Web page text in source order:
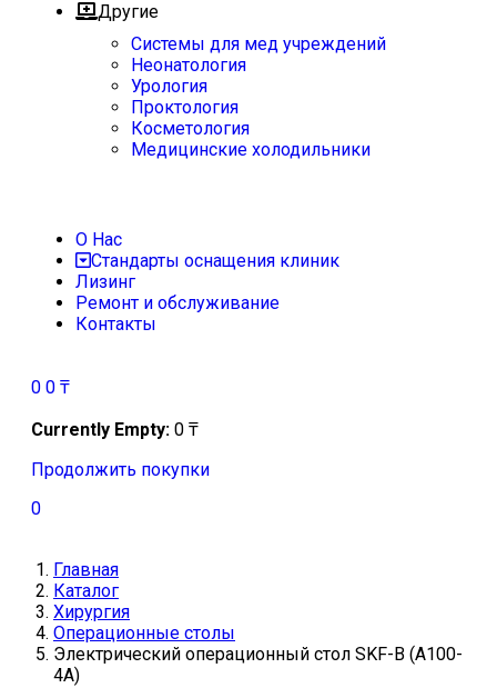
Другие
Системы для мед учреждений
Неонатология
Урология
Проктология
Косметология
Медицинские холодильники
О Нас
Стандарты оснащения клиник
Лизинг
Ремонт и обслуживание
Контакты
0 0 ₸
Currently Empty: 0 ₸
Продолжить покупки
0
Главная
Каталог
Хирургия
Операционные столы
Электрический операционный стол SKF-B (A100-
4A)